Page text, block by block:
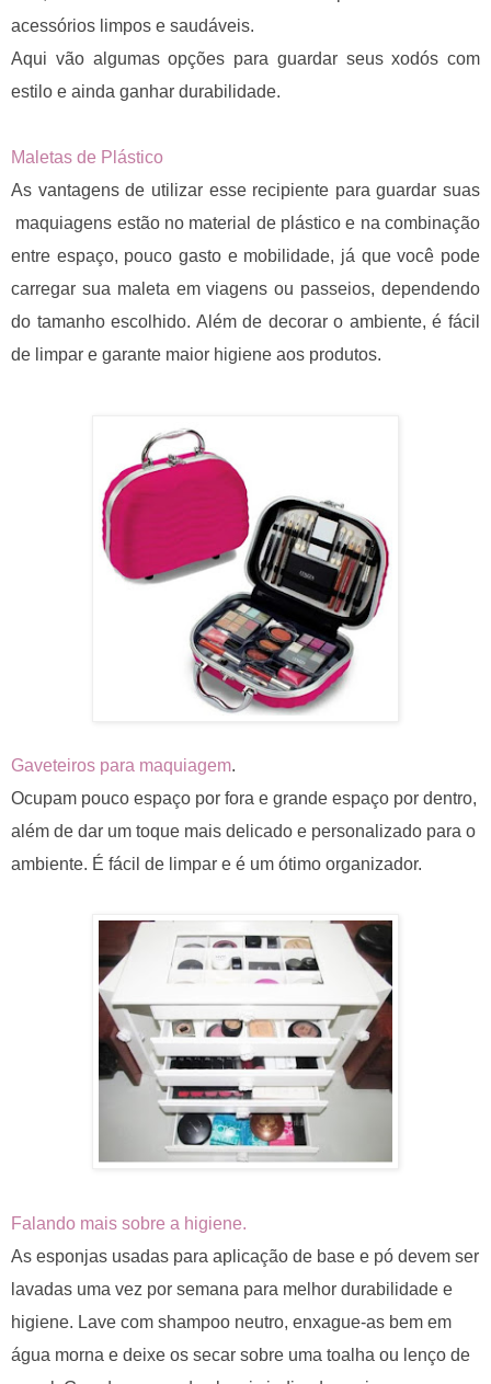
acessórios limpos e saudáveis.
Aqui vão algumas opções para guardar seus xodós com
estilo e ainda ganhar durabilidade.
Maletas de Plástico
As vantagens de utilizar esse recipiente para guardar suas
maquiagens estão no material de plástico e na combinação
entre espaço, pouco gasto e mobilidade, já que você pode
carregar sua maleta em viagens ou passeios, dependendo
do tamanho escolhido. Além de decorar o ambiente, é fácil
de limpar e garante maior higiene aos produtos.
Gaveteiros para maquiagem.
Ocupam pouco espaço por fora e grande espaço por dentro,
além de dar um toque mais delicado e personalizado para o
ambiente. É fácil de limpar e é um ótimo organizador.
Falando mais sobre a higiene.
As esponjas usadas para aplicação de base e pó devem ser
lavadas uma vez por semana para melhor durabilidade e
higiene. Lave com shampoo neutro, enxague-as bem em
água morna e deixe os secar sobre uma toalha ou lenço de